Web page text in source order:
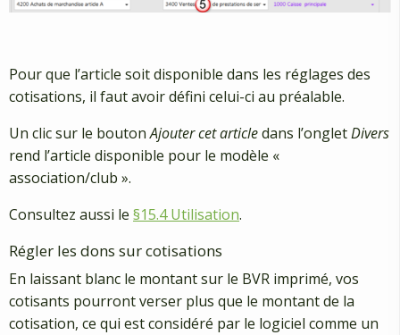
Pour que l’article soit disponible dans les réglages des
cotisations, il faut avoir défini celui-ci au préalable.
Un clic sur le boutonAjouter cet articledans l’ongletDivers
rend l’article disponible pour le modèle «
association/club ».
Consultez aussi le §15.4 Utilisation.
Régler les dons sur cotisations
En laissant blanc le montant sur le BVR imprimé, vos
cotisants pourront verser plus que le montant de la
cotisation, ce qui est considéré par le logiciel comme un